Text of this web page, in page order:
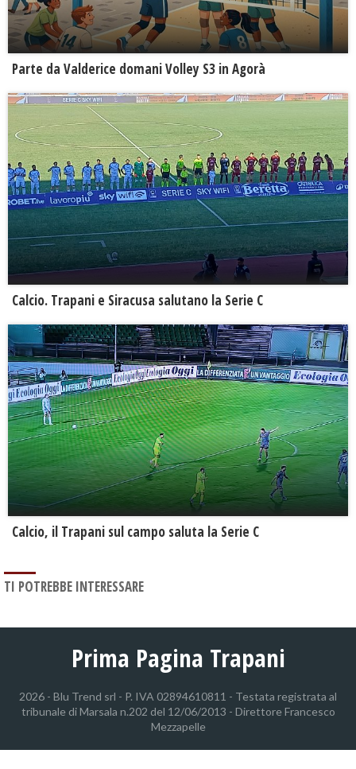
Parte da Valderice domani Volley S3 in Agorà
Calcio. Trapani e Siracusa salutano la Serie C
Calcio, il Trapani sul campo saluta la Serie C
TI POTREBBE INTERESSARE
Prima Pagina Trapani
2026 - Blu Trend srl - P. IVA 02894610811 - Testata registrata al
tribunale di Marsala n.202 del 12/06/2013 - Direttore Francesco
Mezzapelle